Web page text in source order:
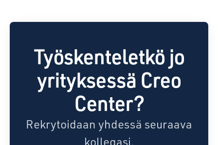
Työskenteletkö jo
yrityksessä Creo
Center?
Rekrytoidaan yhdessä seuraava
kollegasi.